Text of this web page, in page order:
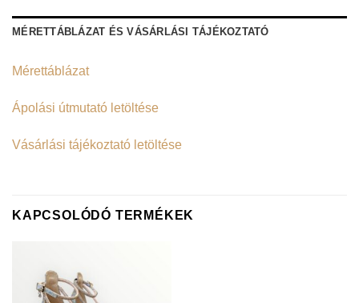
MÉRETTÁBLÁZAT ÉS VÁSÁRLÁSI TÁJÉKOZTATÓ
Mérettáblázat
Ápolási útmutató letöltése
Vásárlási tájékoztató letöltése
KAPCSOLÓDÓ TERMÉKEK